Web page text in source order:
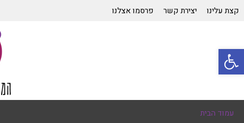
פתח סרגל נגישות
קצת עלינו יצירת קשר פרסמו אצלנו
עמוד הבית